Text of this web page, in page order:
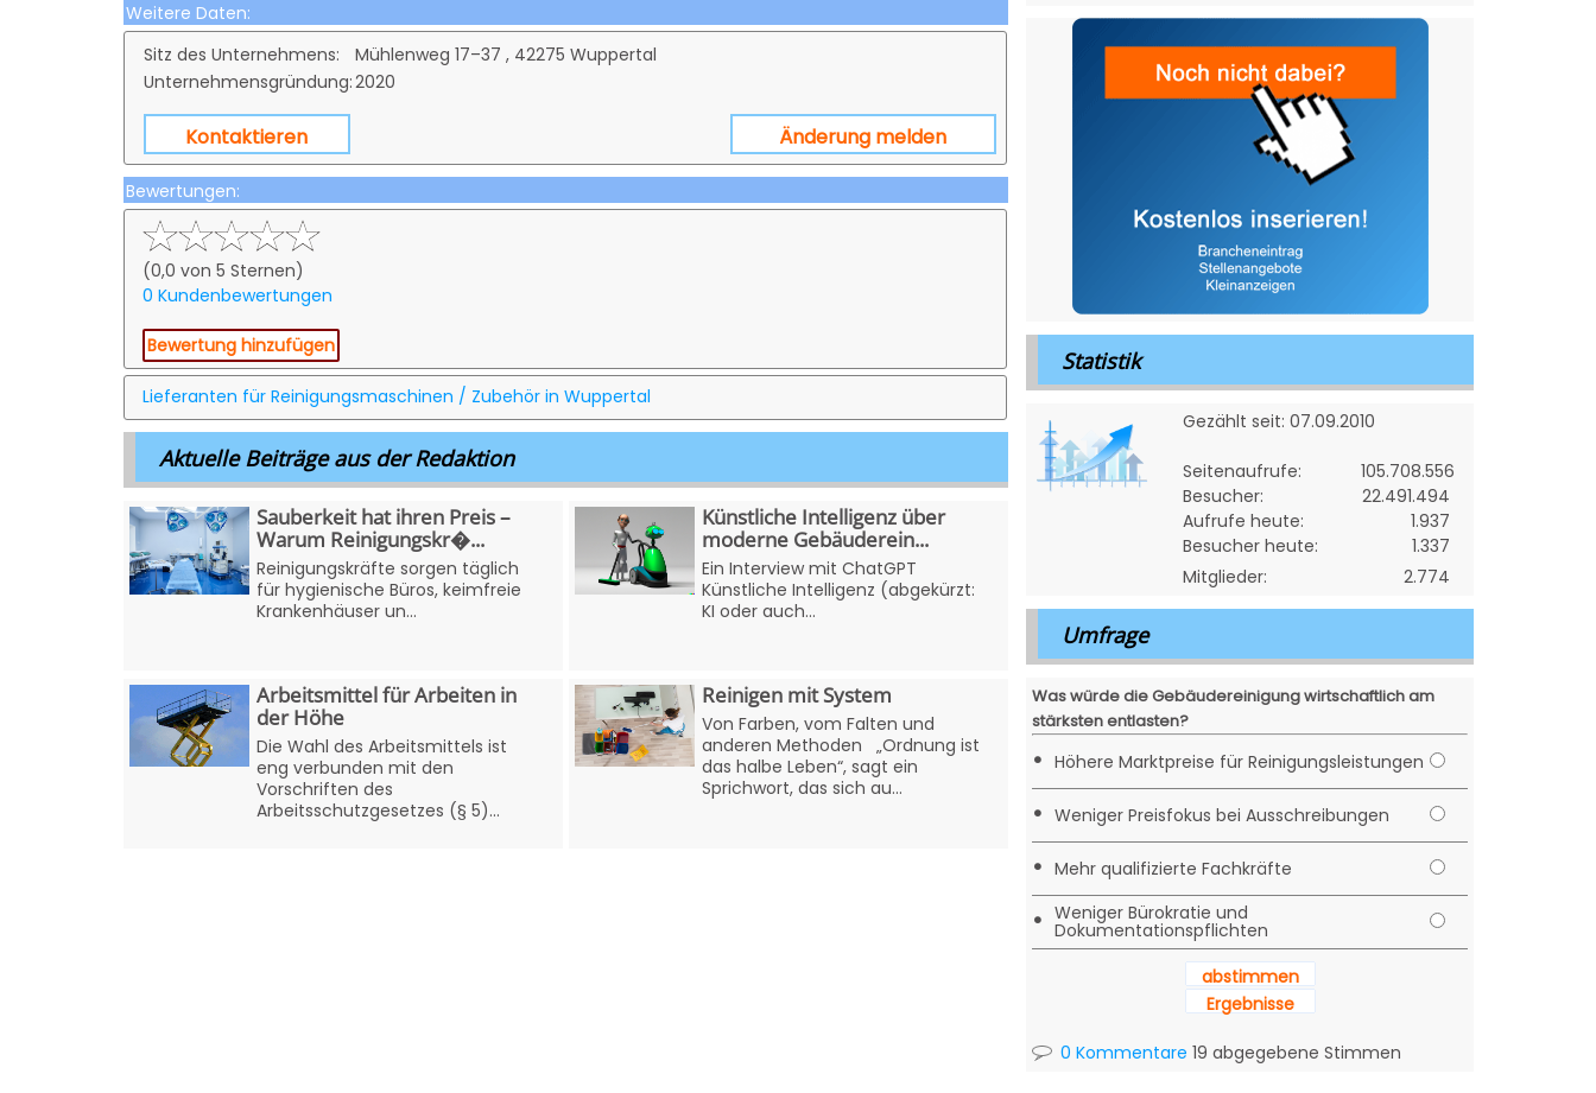
Weitere Daten:
Sitz des Unternehmens:
Mühlenweg 17–37 , 42275 Wuppertal
Unternehmensgründung:2020
Kontaktieren Änderung melden
Bewertungen:
(0,0 von 5 Sternen)
0 Kundenbewertungen
Bewertung hinzufügen
Lieferanten für Reinigungsmaschinen / Zubehör in Wuppertal
Aktuelle Beiträge aus der Redaktion
Sauberkeit hat ihren Preis –
Warum Reinigungskr�...
Reinigungskräfte sorgen täglich
für hygienische Büros, keimfreie
Krankenhäuser un...
Künstliche Intelligenz über
moderne Gebäuderein...
Ein Interview mit ChatGPT
Künstliche Intelligenz (abgekürzt:
KI oder auch...
Arbeitsmittel für Arbeiten in
der Höhe
Die Wahl des Arbeitsmittels ist
eng verbunden mit den
Vorschriften des
Arbeitsschutzgesetzes (§ 5)...
Reinigen mit System
Von Farben, vom Falten und
anderen Methoden „Ordnung ist
das halbe Leben“, sagt ein
Sprichwort, das sich au...
Statistik
Gezählt seit: 07.09.2010
Seitenaufrufe:
105.708.556
Besucher:
22.491.494
Aufrufe heute:
1.937
Besucher heute:
1.337
Mitglieder:
2.774
Umfrage
Was würde die Gebäudereinigung wirtschaftlich am
stärksten entlasten?
• Höhere Marktpreise für Reinigungsleistungen
• Weniger Preisfokus bei Ausschreibungen
• Mehr qualifizierte Fachkräfte
• Weniger Bürokratie und
Dokumentationspflichten
abstimmen
Ergebnisse
0 Kommentare 19 abgegebene Stimmen